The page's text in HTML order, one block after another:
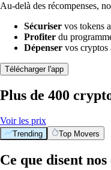
Au-delà des récompenses,
Sécuriser vos tokens
Profiter du
Dépenser vos cryptos
Télécharger l'app
Plus de 400
Voir les prix
Trending Top Movers
Ce que disent